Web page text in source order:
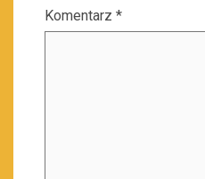
Komentarz *